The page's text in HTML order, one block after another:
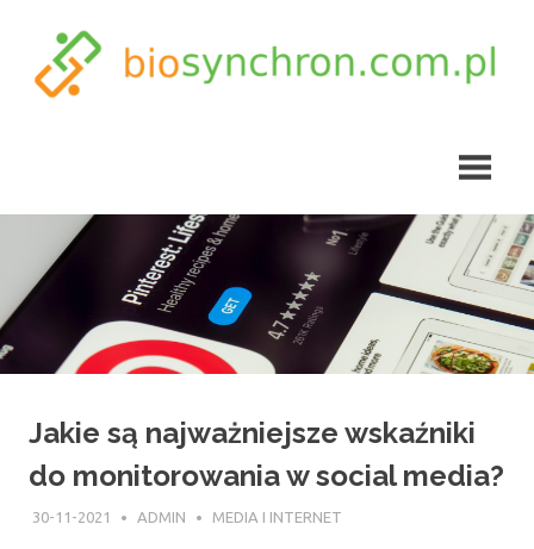
content
Jakie są najważniejsze wskaźniki
do monitorowania w social media?
30-11-2021 ADMIN MEDIA I INTERNET